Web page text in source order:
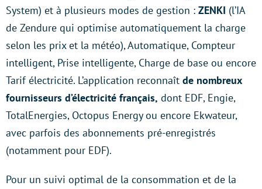
System) et à plusieurs modes de gestion : ZENKI (l’IA
de Zendure qui optimise automatiquement la charge
selon les prix et la météo), Automatique, Compteur
intelligent, Prise intelligente, Charge de base ou encore
Tarif électricité. L’application reconnaît de nombreux
fournisseurs d’électricité français, dont EDF, Engie,
TotalEnergies, Octopus Energy ou encore Ekwateur,
avec parfois des abonnements pré-enregistrés
(notamment pour EDF).
Pour un suivi optimal de la consommation et de la